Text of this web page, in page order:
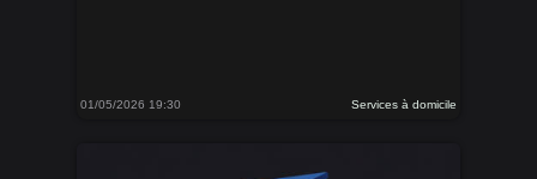
01/05/2026 19:30 Services à domicile